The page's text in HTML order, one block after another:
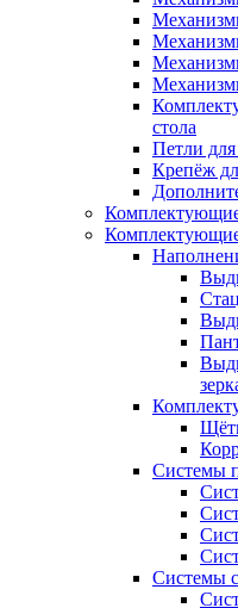
стола
Петли
Крепёж
Комплектующие
Системы
Системы